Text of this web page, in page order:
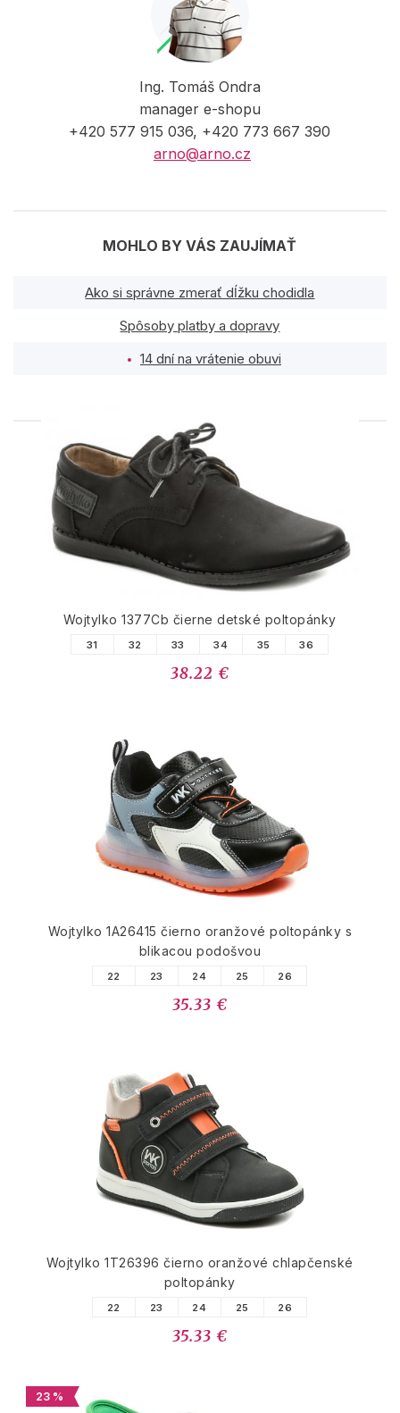
Ing. Tomáš Ondra
manager e-shopu
+420 577 915 036, +420 773 667 390
arno@arno.cz
MOHLO BY VÁS ZAUJÍMAŤ
Ako si správne zmerať dĺžku chodidla
Spôsoby platby a dopravy
14 dní na vrátenie obuvi
PODOBNÉ PRODUKTY
Wojtylko 1377Cb čierne detské poltopánky
31 32 33 34 35 36
38.22 €
Wojtylko 1A26415 čierno oranžové poltopánky s
blikacou podošvou
22 23 24 25 26
35.33 €
Wojtylko 1T26396 čierno oranžové chlapčenské
poltopánky
22 23 24 25 26
35.33 €
23 %